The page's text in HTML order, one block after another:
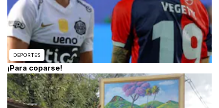
DEPORTES
¡Para coparse!